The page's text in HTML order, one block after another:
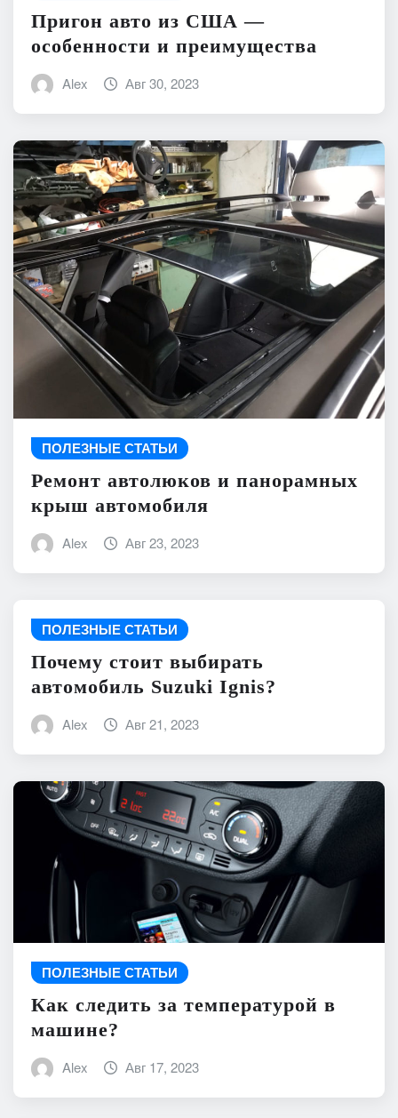
Пригон авто из США —
особенности и преимущества
Alex Авг 30, 2023
ПОЛЕЗНЫЕ СТАТЬИ
Ремонт автолюков и панорамных
крыш автомобиля
Alex Авг 23, 2023
ПОЛЕЗНЫЕ СТАТЬИ
Почему стоит выбирать
автомобиль Suzuki Ignis?
Alex Авг 21, 2023
ПОЛЕЗНЫЕ СТАТЬИ
Как следить за температурой в
машине?
Alex Авг 17, 2023